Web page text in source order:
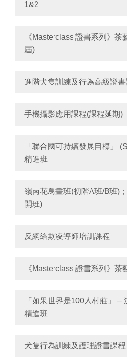
1&2
《Masterclass 證書系列》茶
屆)
進階犬隻訓練及行為高級證書
手機攝影應用課程(課程延期)
「聯合國可持續發展目標」
精進班
嶺南花鳥畫班(初階A班/B班)
開班)
反網絡欺凌導師培訓課程
《Masterclass 證書系列》茶
「如果世界是100人村莊」 –
精進班
犬隻行為訓練及護理證書課